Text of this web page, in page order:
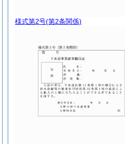
様式第2号(第2条関係)